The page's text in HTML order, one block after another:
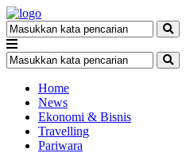
Home
News
Ekonomi & Bisnis
Travelling
Pariwara